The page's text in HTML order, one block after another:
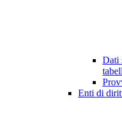
Dati
Enti di